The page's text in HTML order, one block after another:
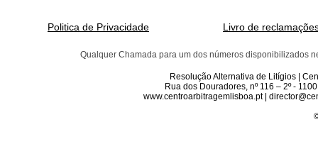
Politica de Privacidade Livro de
Qualquer Chamada para um dos números disponibilizados
Resolução Alternativa de Litígios |
Rua dos Douradores, nº 116 – 2º -
www.centroarbitragemlisboa.pt |